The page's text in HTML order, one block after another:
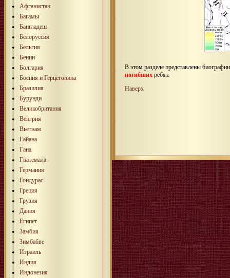
Афганистан
Багамы
Бангладеш
Белоруссия
Бельгия
Бенин
Болгария
Босния и Герцеговина
Бразилия
Бурунди
Великобритания
Венгрия
Вьетнам
Гайана
Гана
Гватемала
Германия
Гондурас
Греция
Грузия
Дания
Египет
Замбия
Зимбабве
Израиль
Индия
Индонезия
В этом разделе представлены
погибших ребят.
Наверх